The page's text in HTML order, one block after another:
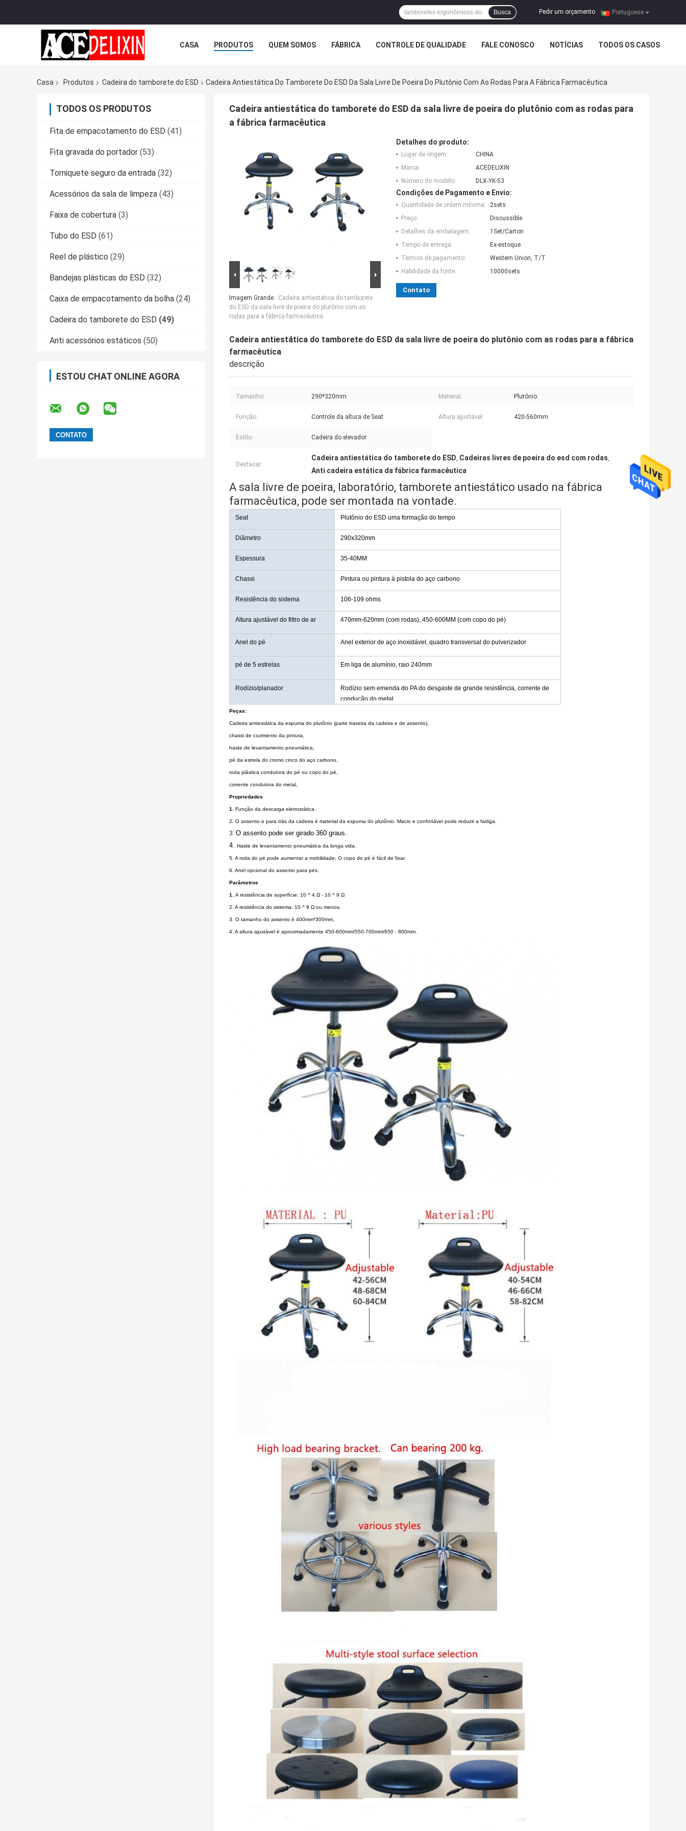
Portuguese
Pedir um orçamento |
Busca
CASA PRODUTOS QUEM SOMOS FÁBRICA CONTROLE DE QUALIDADE FALE CONOSCO NOTÍCIAS TODOS OS CASOS
Casa Produtos Cadeira do tamborete do ESD Cadeira Antiestática Do Tamborete Do ESD Da Sala Livre De Poeira Do Plutônio Com As Rodas Para A Fábrica Farmacêutica
TODOS OS PRODUTOS
Fita de empacotamento do ESD (41)
Fita gravada do portador (53)
Torniquete seguro da entrada (32)
Acessórios da sala de limpeza (43)
Faixa de cobertura (3)
Tubo do ESD (61)
Reel de plástico (29)
Bandejas plásticas do ESD (32)
Caixa de empacotamento da bolha (24)
Cadeira do tamborete do ESD (49)
Anti acessórios estáticos (50)
ESTOU CHAT ONLINE AGORA
Cadeira antiestática do tamborete do ESD da sala livre de poeira do plutônio com as rodas para
a fábrica farmacêutica
Imagem Grande : Cadeira antiestática do tamborete
do ESD da sala livre de poeira do plutônio com as
rodas para a fábrica farmacêutica
Detalhes do produto:
Lugar de origem:
CHINA
Marca:
ACEDELIXIN
Número do modelo:
DLX-YK-53
Condições de Pagamento e Envio:
Quantidade de ordem mínima:
2sets
Preço:
Discussible
Detalhes da embalagem:
1Set/Carton
Tempo de entrega:
Ex-estoque
Termos de pagamento:
Western Union, T/T
Habilidade da fonte:
10000sets
Contato
Cadeira antiestática do tamborete do ESD da sala livre de poeira do plutônio com as rodas para a fábrica
farmacêutica
descrição
Tamanho: 290*320mm Material: Plutônio
Função: Controle da altura de Seat Altura ajustável: 420-560mm
Estilo: Cadeira do elevador
Destacar:
Cadeira antiestática do tamborete do ESD, Cadeiras livres de poeira do esd com rodas,
Anti cadeira estática da fábrica farmacêutica
A sala livre de poeira, laboratório, tamborete antiestático usado na fábrica
farmacêutica, pode ser montada na vontade.
Seat Plutônio do ESD uma formação do tempo
Diâmetro 290x320mm
Espessura 35-40MM
Chassi Pintura ou pintura à pistola do aço carbono
Resistência do sistema 106-109 ohms
Altura ajustável do filtro de ar 470mm-620mm (com rodas), 450-600MM (com copo do pé)
Anel do pé Anel exterior de aço inoxidável, quadro transversal do pulverizador
pé de 5 estrelas Em liga de alumínio, raio 240mm
Rodízio/planador
Rodízio sem emenda do PA do desgaste de grande resistência, corrente de
condução do metal.
Peças:
Cadeira antiestática da espuma do plutônio (parte traseira da cadeira e de assento),
chassi de cozimento da pintura,
haste de levantamento pneumática,
pé da estrela do cromo cinco do aço carbono,
roda plástica condutora do pé ou copo do pé,
corrente condutora do metal,
Propriedades
1. Função da descarga eletrostática.
2. O assento e para trás da cadeira é material da espuma do plutônio. Macio e confortável pode reduzir a fadiga.
3. O assento pode ser girado 360 graus.
4. Haste de levantamento pneumática da longa vida.
5. A roda do pé pode aumentar a mobilidade; O copo do pé é fácil de fixar.
6. Anel opcional do assento para pés.
Parâmetros
1. A resistência de superfície: 10 ^ 4 Ω - 10 ^ 9 Ω
2. A resistência do sistema: 10 ^ 9 Ω ou menos.
3. O tamanho do assento é 400mm*300mm,
4. A altura ajustável é aproximadamente 450-600mm/550-700mm/650 - 800mm.